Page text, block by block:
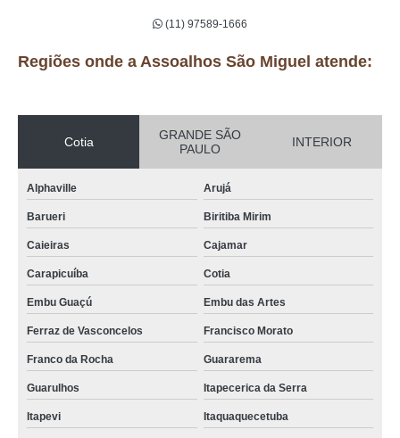
(11) 97589-1666
Regiões onde a Assoalhos São Miguel atende:
Cotia
GRANDE SÃO
PAULO
INTERIOR
Alphaville Arujá
Barueri Biritiba Mirim
Caieiras Cajamar
Carapicuíba Cotia
Embu Guaçú Embu das Artes
Ferraz de Vasconcelos Francisco Morato
Franco da Rocha Guararema
Guarulhos Itapecerica da Serra
Itapevi Itaquaquecetuba